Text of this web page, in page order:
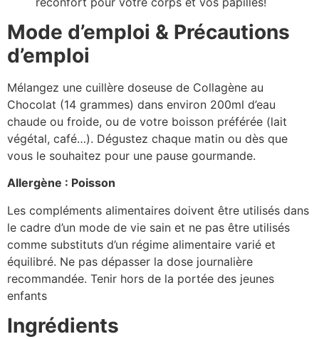
Mode d’emploi & Précautions
d’emploi
Mélangez une cuillère doseuse de Collagène au
Chocolat (14 grammes) dans environ 200ml d’eau
chaude ou froide, ou de votre boisson préférée (lait
végétal, café…). Dégustez chaque matin ou dès que
vous le souhaitez pour une pause gourmande.
Allergène : Poisson
Les compléments alimentaires doivent être utilisés dans
le cadre d’un mode de vie sain et ne pas être utilisés
comme substituts d’un régime alimentaire varié et
équilibré. Ne pas dépasser la dose journalière
recommandée. Tenir hors de la portée des jeunes
enfants
Ingrédients